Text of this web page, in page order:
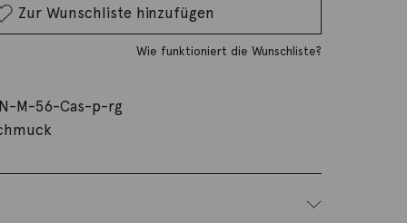
Zur Wunschliste hinzufügen
Wie funktioniert die Wunschliste?
N-M-56-Cas-p-rg